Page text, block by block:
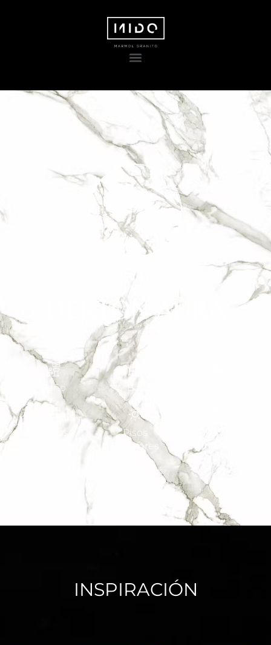
DEKTON AURA
Baño Bar
Pisos
Exteriores
Pisos
Interiores
INSPIRACIÓN